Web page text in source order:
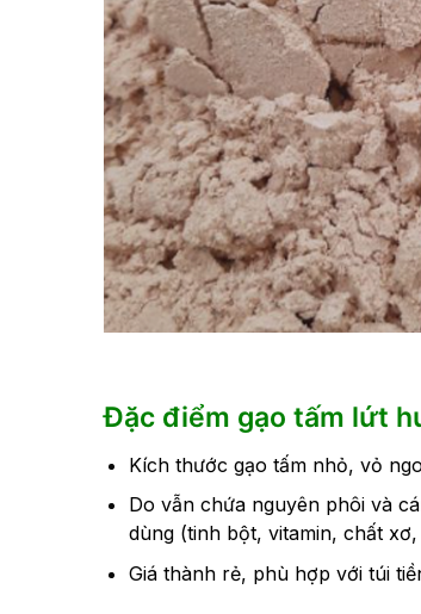
Đặc điểm gạo tấm lứt
Kích thước gạo tấm nhỏ, vỏ
Do vẫn chứa nguyên phôi và
dùng (tinh bột, vitamin, chất
Giá thành rẻ, phù hợp với túi